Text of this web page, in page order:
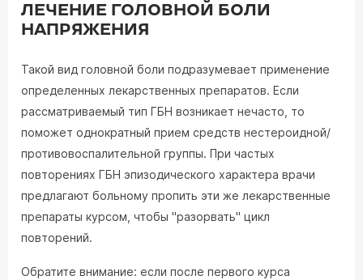
ЛЕЧЕНИЕ ГОЛОВНОЙ БОЛИ
НАПРЯЖЕНИЯ
Такой вид головной боли подразумевает применение
определенных лекарственных препаратов. Если
рассматриваемый тип ГБН возникает нечасто, то
поможет однократный прием средств нестероидной/
противовоспалительной группы. При частых
повторениях ГБН эпизодического характера врачи
предлагают больному пропить эти же лекарственные
препараты курсом, чтобы "разорвать" цикл
повторений.
Обратите внимание: если после первого курса